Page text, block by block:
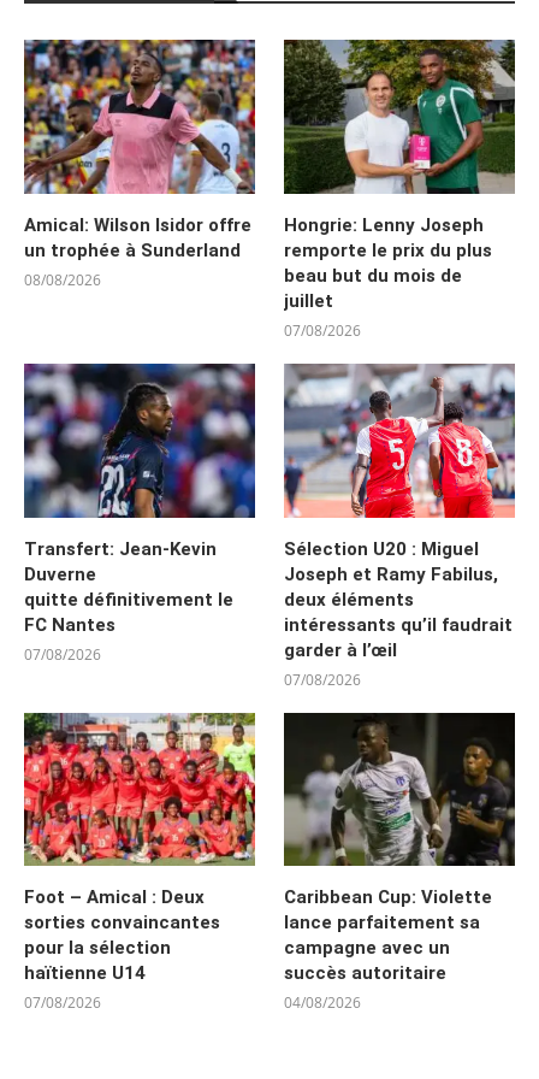
Amical: Wilson Isidor offre
un trophée à Sunderland
08/08/2026
Hongrie: Lenny Joseph
remporte le prix du plus
beau but du mois de
juillet
07/08/2026
Transfert: Jean-Kevin
Duverne
quitte définitivement le
FC Nantes
07/08/2026
Sélection U20 : Miguel
Joseph et Ramy Fabilus,
deux éléments
intéressants qu’il faudrait
garder à l’œil
07/08/2026
Foot – Amical : Deux
sorties convaincantes
pour la sélection
haïtienne U14
07/08/2026
Caribbean Cup: Violette
lance parfaitement sa
campagne avec un
succès autoritaire
04/08/2026